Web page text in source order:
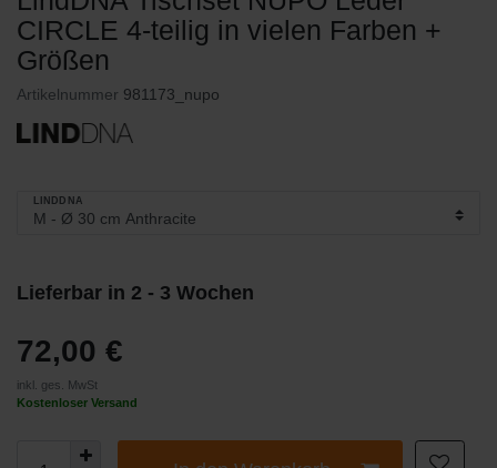
CIRCLE 4-teilig in vielen Farben +
Größen
Artikelnummer 981173_nupo
LINDDNA
Lieferbar in 2 - 3 Wochen
72,00 €
inkl. ges. MwSt
Kostenloser Versand